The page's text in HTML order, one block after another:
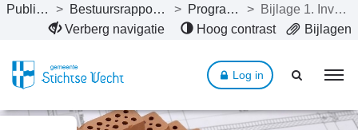
Naar hoofdinhoud
Publicaties > Bestuursrapportage 2025 > Programma’s >
Bijlage 1. Investeringen
Verberg navigatie
Hoog contrast Bijlagen
Log in